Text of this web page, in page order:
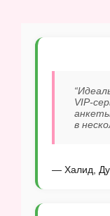
VIP-
в
— Халид,